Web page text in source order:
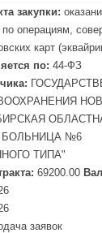
закупки:
по операциям,
их карт
по: 44-ФЗ
БОЛЬНИЦА №6
ТИПА"
69200.00
заявок